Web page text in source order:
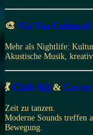
🎨 Via Via Cultural
Mehr als Nightlife:
Akustische Musik,
💃Club AQ &
Zeit zu tanzen.
Moderne Sounds treffen
Bewegung.